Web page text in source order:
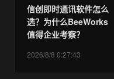
信创即时通讯软件怎么
选？为什么BeeWorks
值得企业考察？
2026/8/8 0:27:43